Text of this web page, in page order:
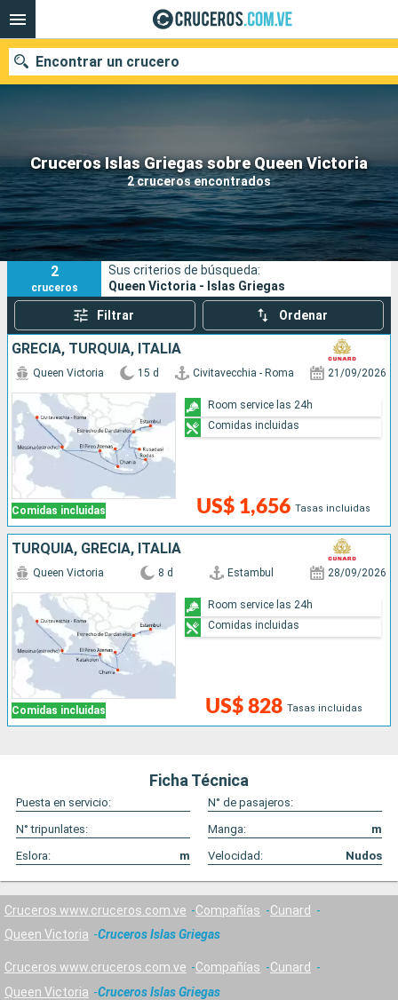
Cruceros Islas Griegas sobre Queen Victoria
2 cruceros encontrados
Encontrar un crucero
Nuestros destinos
Fecha de salida
Puertos Compañías
Buscar
2
cruceros
Sus criterios de búsqueda:
Queen Victoria - Islas Griegas
Filtrar Ordenar
GRECIA, TURQUÍA, ITALIA
Comidas incluidas
Queen Victoria 15 d Civitavecchia - Roma 21/09/2026
US$ 1,656 Tasas incluidas
Room service las 24h
Comidas incluidas
TURQUÍA, GRECIA, ITALIA
Comidas incluidas
Queen Victoria 8 d Estambul 28/09/2026
US$ 828 Tasas incluidas
Room service las 24h
Comidas incluidas
Ficha Técnica
Puesta en servicio:
N° de pasajeros:
N° tripunlates:
Manga:
m
Eslora:
m Velocidad: Nudos
Cruceros www.cruceros.com.ve Compañías
Cunard
Queen Victoria
Cruceros Islas Griegas
Cruceros www.cruceros.com.ve Compañías
Cunard
Queen Victoria
Cruceros Islas Griegas